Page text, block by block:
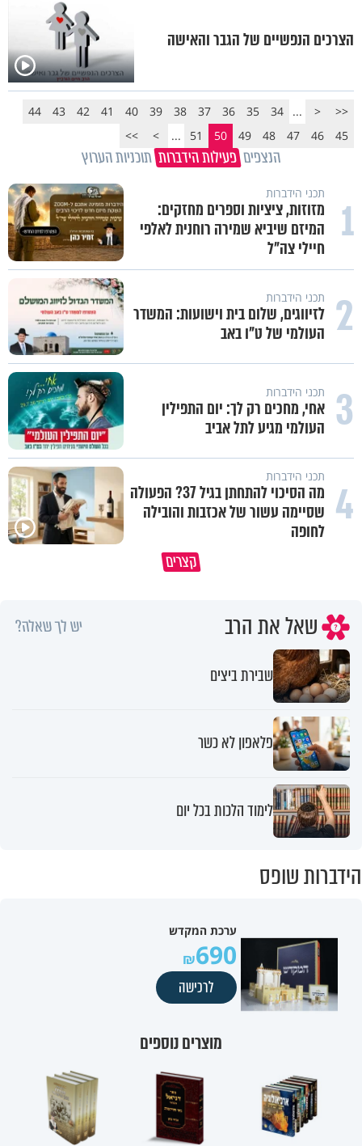
הצרכים הנפשיים של הגבר והאישה
<<
<
...
34
35
36
37
38
39
40
41
42
43
44
45
46
47
48
49
50
51
...
>
>>
הנצפים פעילות הידברות תוכניות הערוץ
1 תכני הידברות
מזוזות, ציציות וספרים מחזקים:
המיזם שיביא שמירה רוחנית לאלפי
חיילי צה"ל
2 תכני הידברות
לזיווגים, שלום בית וישועות: המשדר
העולמי של ט"ו באב
3 תכני הידברות
אחי, מחכים רק לך: יום התפילין
העולמי מגיע לתל אביב
4 תכני הידברות
מה הסיכוי להתחתן בגיל 37? הפעולה
שסיימה עשור של אכזבות והובילה
לחופה
קצרים
איך שומרים על זוגיות טובה לאורך
האי שנולד מהאש - המשיח
שאל את הרב יש לך שאלה?
שבירת ביצים
פלאפון לא כשר
לימוד הלכות בכל יום
הידברות שופס
ערכת המקדש
690
לרכישה
מוצרים נוספים